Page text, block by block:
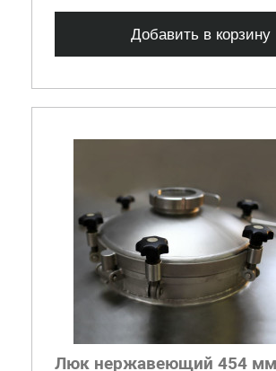
Добавить в корзину
Люк нержавеющий 454